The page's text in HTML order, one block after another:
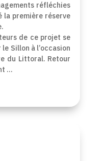
réfléchies
la première réserve
de ce projet se
Sillon à l’occasion
du Littoral. Retour
…